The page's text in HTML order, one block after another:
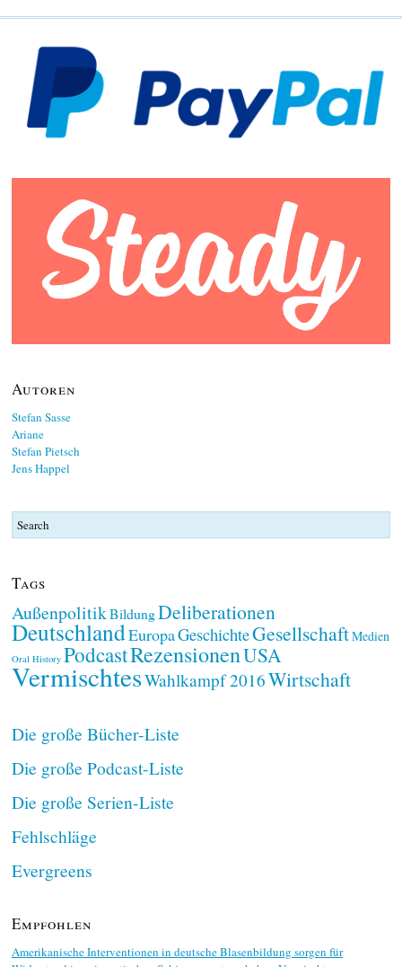
Autoren
Stefan Sasse
Ariane
Stefan Pietsch
Jens Happel
Tags
AußenpolitikBildungDeliberationen
DeutschlandEuropaGeschichteGesellschaftMedien
Oral History PodcastRezensionenUSA
VermischtesWahlkampf 2016Wirtschaft
Die große Bücher-Liste
Die große Podcast-Liste
Die große Serien-Liste
Fehlschläge
Evergreens
Empfohlen
Amerikanische Interventionen in deutsche Blasenbildung sorgen für